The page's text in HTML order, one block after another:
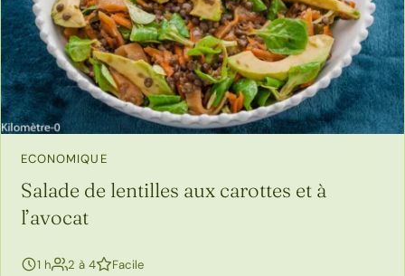
ECONOMIQUE
Salade de lentilles aux carottes et à
l’avocat
1 h 2 à 4personnes
Facile